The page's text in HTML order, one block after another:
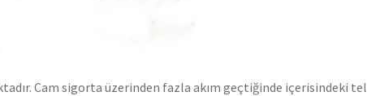
Cam sigorta üzerinden fazla akım geçtiğinde içerisindeki tel